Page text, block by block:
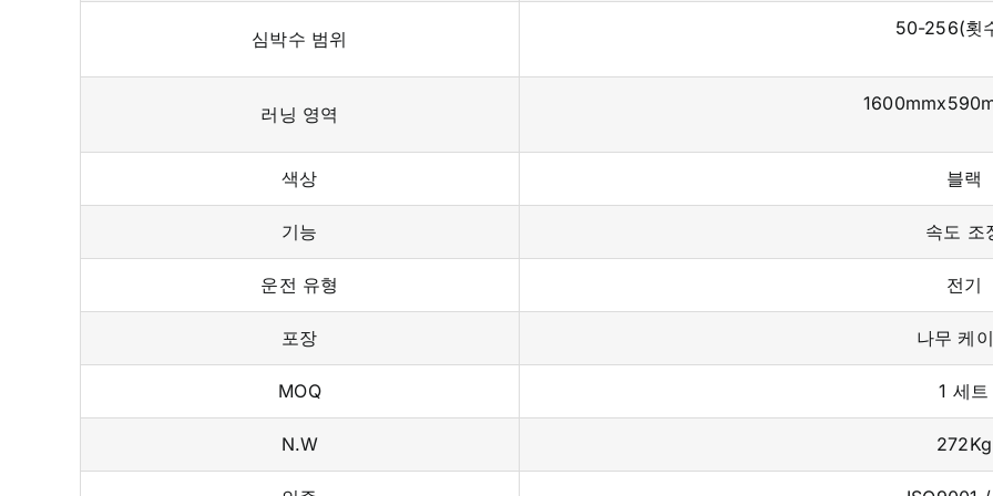
심박수 범위 50-256(횟
러닝 영역
색상 블랙
기능 속도 조
운전 유형 전기
포장 나무 케
MOQ 1 세트
N.W 272Kg